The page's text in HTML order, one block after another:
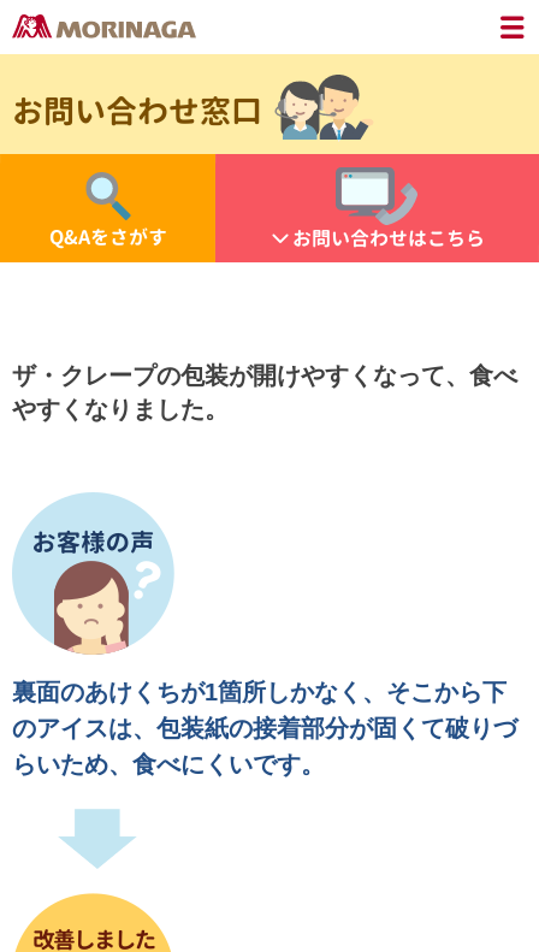
お問い合わせ窓口
Q&Aをさがす お問い合わせはこちら
ザ・クレープの包装が開けやすくなって、食べ
やすくなりました。
裏面のあけくちが1箇所しかなく、そこから下
のアイスは、 包装紙の接着部分が固くて破りづ
らいため、食べにくいです。